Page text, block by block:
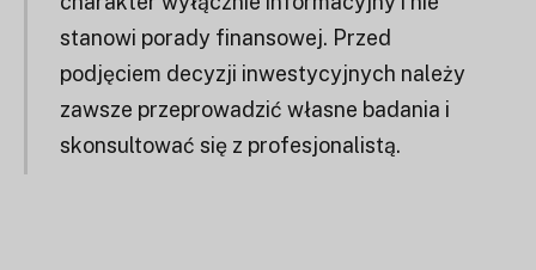
stanowi porady finansowej. Przed
podjęciem decyzji inwestycyjnych należy
zawsze przeprowadzić własne badania i
skonsultować się z profesjonalistą.